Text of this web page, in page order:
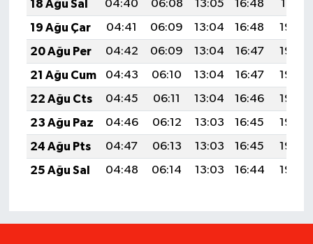
18 Ağu Sal
04:40 06:08 13:05 16:48
19:51
19 Ağu Çar
04:41 06:09 13:04 16:48
19:50
20 Ağu Per
04:42 06:09 13:04 16:47
19:49
21 Ağu Cum
04:43 06:10 13:04 16:47
19:48
22 Ağu Cts
04:45 06:11 13:04 16:46
19:46
23 Ağu Paz
04:46 06:12 13:03 16:45
19:45
24 Ağu Pts
04:47 06:13 13:03 16:45
19:44
25 Ağu Sal
04:48 06:14 13:03 16:44 19:42